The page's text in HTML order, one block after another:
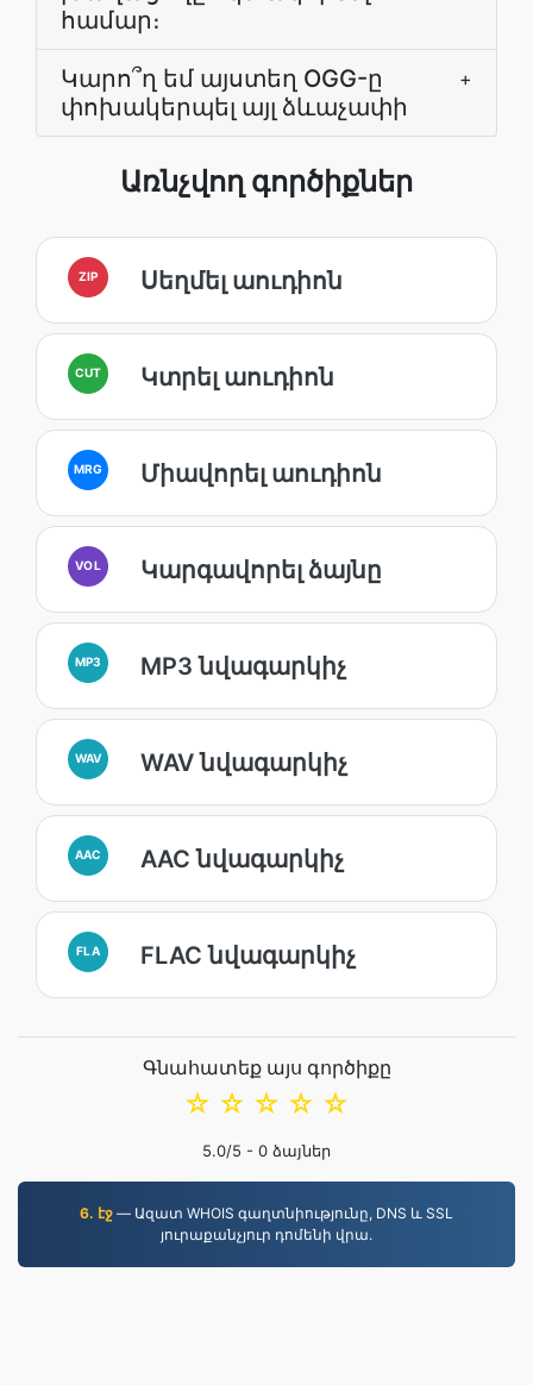
համար։
Կարո՞ղ եմ այստեղ OGG-ը
փոխակերպել այլ ձևաչափի
+
Առնչվող գործիքներ
ZIP Սեղմել աուդիոն
CUT Կտրել աուդիոն
MRG Միավորել աուդիոն
VOL Կարգավորել ձայնը
MP3 MP3 նվագարկիչ
WAV WAV նվագարկիչ
AAC AAC նվագարկիչ
FLA FLAC նվագարկիչ
Գնահատեք այս գործիքը
☆
☆
☆
☆
☆
5.0/5 - 0 ձայներ
6. էջ — Ազատ WHOIS գաղտնիությունը, DNS և SSL
յուրաքանչյուր դոմենի վրա.